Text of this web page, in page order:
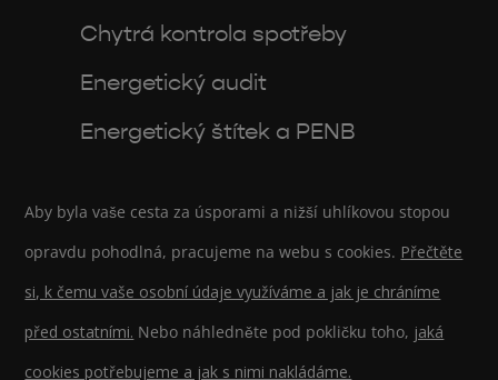
Chytrá kontrola spotřeby
Energetický audit
Energetický štítek a PENB
Aby byla vaše cesta za úsporami a nižší uhlíkovou stopou
opravdu pohodlná, pracujeme na webu s cookies. Přečtěte
si, k čemu vaše osobní údaje využíváme a jak je chráníme
před ostatními. Nebo náhledněte pod pokličku toho, jaká
cookies potřebujeme a jak s nimi nakládáme.